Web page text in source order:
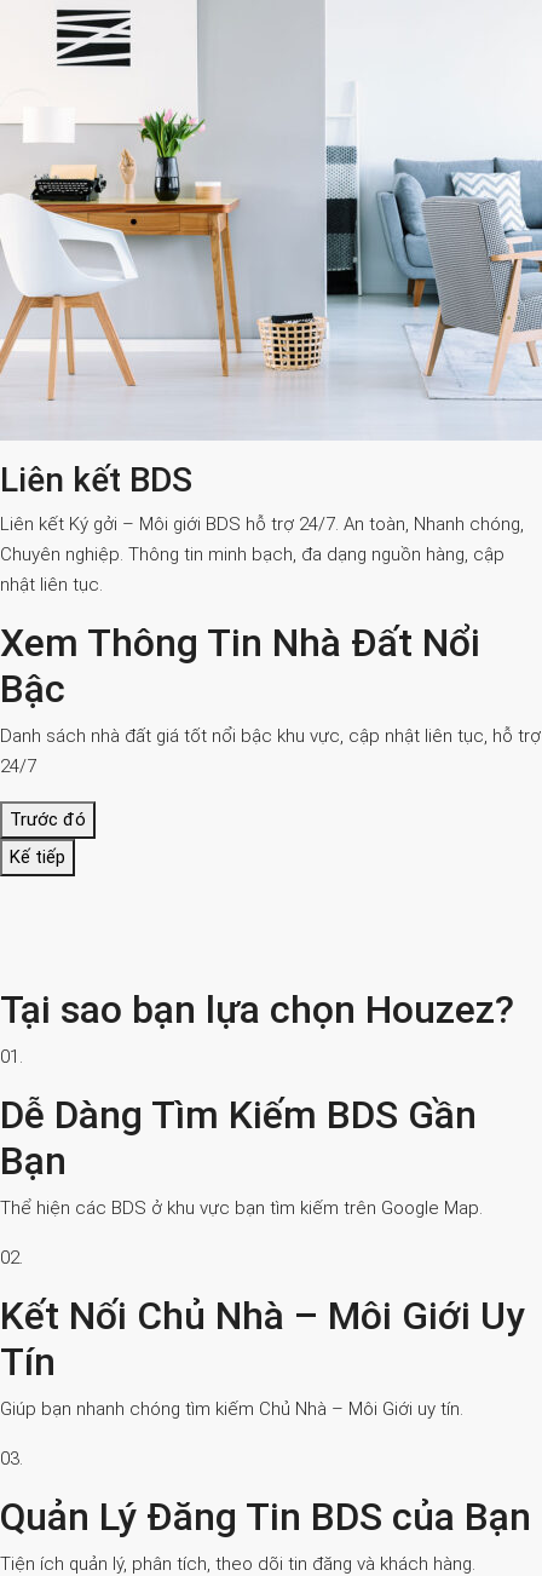
Liên kết BDS
Liên kết Ký gởi – Môi giới BDS hỗ trợ 24/7. An toàn, Nhanh chóng,
Chuyên nghiệp. Thông tin minh bạch, đa dạng nguồn hàng, cập
nhật liên tục.
Xem Thông Tin Nhà Đất Nổi
Bậc
Danh sách nhà đất giá tốt nổi bậc khu vực, cập nhật liên tục, hỗ trợ
24/7
Trước đó
Kế tiếp
Tại sao bạn lựa chọn Houzez?
01.
Dễ Dàng Tìm Kiếm BDS Gần
Bạn
Thể hiện các BDS ở khu vực bạn tìm kiếm trên Google Map.
02.
Kết Nối Chủ Nhà – Môi Giới Uy
Tín
Giúp bạn nhanh chóng tìm kiếm Chủ Nhà – Môi Giới uy tín.
03.
Quản Lý Đăng Tin BDS của Bạn
Tiện ích quản lý, phân tích, theo dõi tin đăng và khách hàng.